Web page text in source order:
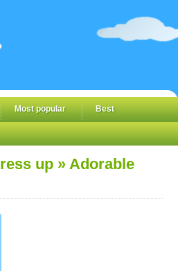
Most popular Best
up » Adorable